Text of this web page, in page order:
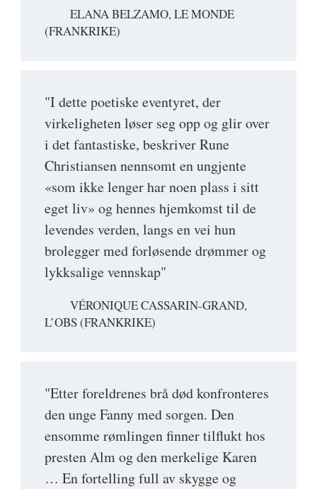
ELANA BELZAMO, LE MONDE
(FRANKRIKE)
"I dette poetiske eventyret, der
virkeligheten løser seg opp og glir over
i det fantastiske, beskriver Rune
Christiansen nennsomt en ungjente
«som ikke lenger har noen plass i sitt
eget liv» og hennes hjemkomst til de
levendes verden, langs en vei hun
brolegger med forløsende drømmer og
lykksalige vennskap"
VÉRONIQUE CASSARIN-GRAND,
L’OBS (FRANKRIKE)
"Etter foreldrenes brå død konfronteres
den unge Fanny med sorgen. Den
ensomme rømlingen finner tilflukt hos
presten Alm og den merkelige Karen
… En fortelling full av skygge og